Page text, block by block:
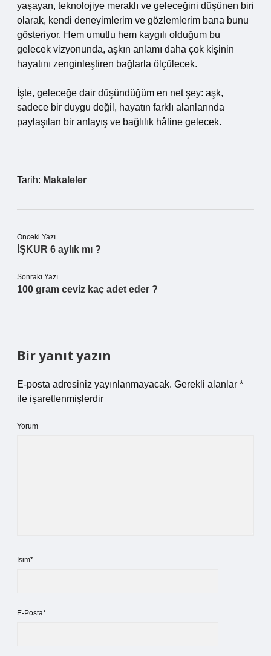
yaşayan, teknolojiye meraklı ve geleceğini düşünen biri
olarak, kendi deneyimlerim ve gözlemlerim bana bunu
gösteriyor. Hem umutlu hem kaygılı olduğum bu
gelecek vizyonunda, aşkın anlamı daha çok kişinin
hayatını zenginleştiren bağlarla ölçülecek.
İşte, geleceğe dair düşündüğüm en net şey: aşk,
sadece bir duygu değil, hayatın farklı alanlarında
paylaşılan bir anlayış ve bağlılık hâline gelecek.
Tarih: Makaleler
Önceki Yazı
İŞKUR 6 aylık mı ?
Sonraki Yazı
100 gram ceviz kaç adet eder ?
Bir yanıt yazın
E-posta adresiniz yayınlanmayacak. Gerekli alanlar *
ile işaretlenmişlerdir
Yorum
İsim*
E-Posta*